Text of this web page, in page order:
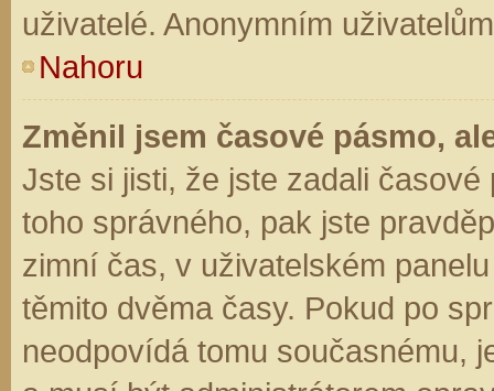
uživatelé. Anonymním
Nahoru
Změnil jsem časové pásmo,
Jste si jisti, že jste zadali
toho správného, pak jste
zimní čas, v uživatelském
těmito dvěma časy. Pokud po
neodpovídá tomu současnému,